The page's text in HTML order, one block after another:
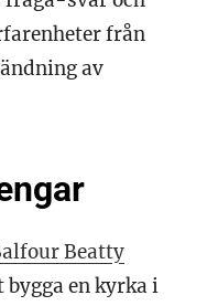
från
av
Beatty
en kyrka i